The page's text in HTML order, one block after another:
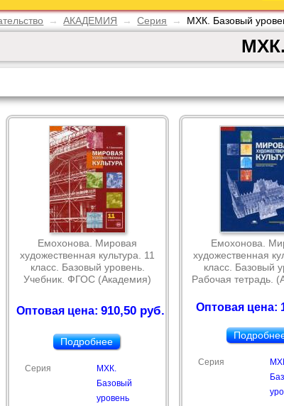
→ АКАДЕМИЯ → Серия → МХК. Базовый
Емохонова. Мировая
художественная культура. 11
класс. Базовый уровень.
Учебник. ФГОС (Академия)
Оптовая цена:910,50 руб.
Подробнее
Серия
МХК.
Базовый
уровень
Емохонова.
художественная
класс. Базовый
Рабочая тетрадь.
Оптовая цена:
Серия